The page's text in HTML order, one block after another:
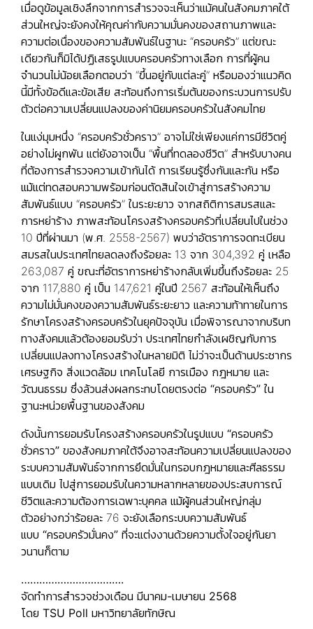
เมื่อดูข้อมูลเชิงลึกจากการสำรวจจะเห็นว่าแม้คนในสังคมภาคใต้
ส่วนใหญ่จะยังคงให้คุณค่ากับความมั่นคงของสถานภาพและ
ความต่อเนื่องของความสัมพันธ์ในฐานะ “ครอบครัว” แต่ขณะ
เดียวกันก็มิได้ปฏิเสธรูปแบบครอบครัวทางเลือก การที่ผู้คน
จำนวนไม่น้อยเลือกตอบว่า “ขึ้นอยู่กับแต่ละคู่” หรือมองว่าแนวคิด
นี้มีทั้งข้อดีและข้อเสีย สะท้อนถึงการเริ่มต้นของกระบวนการปรับ
ตัวต่อความเปลี่ยนแปลงของค่านิยมครอบครัวในสังคมไทย
ในแง่มุมหนึ่ง “ครอบครัวชั่วคราว” อาจไม่ใช่เพียงแค่การมีชีวิตคู่
อย่างไม่ผูกพัน แต่ยังอาจเป็น “พื้นที่ทดลองชีวิต” สำหรับบางคน
ที่ต้องการสำรวจความเข้ากันได้ การเรียนรู้ซึ่งกันและกัน หรือ
แม้แต่ทดสอบความพร้อมก่อนตัดสินใจเข้าสู่การสร้างความ
สัมพันธ์แบบ “ครอบครัว” ในระยะยาว จากสถิติการสมรสและ
การหย่าร้าง ภาพสะท้อนโครงสร้างครอบครัวที่เปลี่ยนไปในช่วง
10 ปีที่ผ่านมา (พ.ศ. 2558-2567) พบว่าอัตราการจดทะเบียน
สมรสในประเทศไทยลดลงถึงร้อยละ 13 จาก 304,392 คู่ เหลือ
263,087 คู่ ขณะที่อัตราการหย่าร้างกลับเพิ่มขึ้นถึงร้อยละ 25
จาก 117,880 คู่ เป็น 147,621 คู่ในปี 2567 สะท้อนให้เห็นถึง
ความไม่มั่นคงของความสัมพันธ์ระยะยาว และความท้าทายในการ
รักษาโครงสร้างครอบครัวในยุคปัจจุบัน เมื่อพิจารณาจากบริบท
ทางสังคมแล้วต้องยอมรับว่า ประเทศไทยกำลังเผชิญกับการ
เปลี่ยนแปลงทางโครงสร้างในหลายมิติ ไม่ว่าจะเป็นด้านประชากร
เศรษฐกิจ สิ่งแวดล้อม เทคโนโลยี การเมือง กฎหมาย และ
วัฒนธรรม ซึ่งล้วนส่งผลกระทบโดยตรงต่อ “ครอบครัว”ใน
ฐานะหน่วยพื้นฐานของสังคม
ดังนั้นการยอมรับโครงสร้างครอบครัวในรูปแบบ “ครอบครัว
ชั่วคราว” ของสังคมภาคใต้จึงอาจสะท้อนความเปลี่ยนแปลงของ
ระบบความสัมพันธ์จากการยึดมั่นในกรอบกฎหมายและศีลธรรม
แบบเดิม ไปสู่การยอมรับในความหลากหลายของประสบการณ์
ชีวิตและความต้องการเฉพาะบุคคล แม้ผู้คนส่วนใหญ่กลุ่ม
ตัวอย่างกว่าร้อยละ 76 จะยังเลือกระบบความสัมพันธ์
แบบ “ครอบครัวมั่นคง” ที่จะแต่งงานด้วยความตั้งใจอยู่กันยา
วนานก็ตาม
…………………………….
จัดทำการสำรวจช่วงเดือน มีนาคม-เมษายน 2568
โดย TSU Poll มหาวิทยาลัยทักษิณ